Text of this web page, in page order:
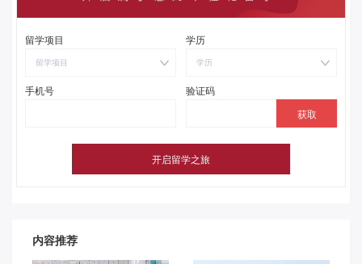
留学项目
留学项目
学历
学历
手机号 验证码
内容推荐